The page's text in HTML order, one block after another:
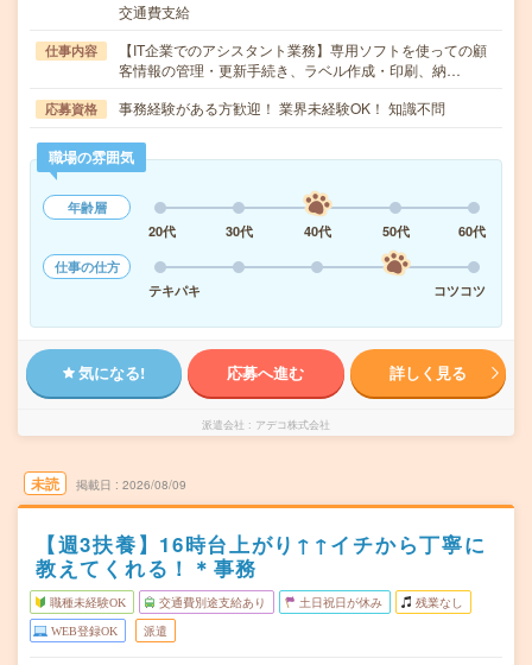
交通費支給
仕事内容
【IT企業でのアシスタント業務】専用ソフトを使っての顧
客情報の管理・更新手続き、ラベル作成・印刷、納…
応募資格 事務経験がある方歓迎！ 業界未経験OK！ 知識不問
職場の雰囲気
年齢層
20代
30代 40代 50代
60代
仕事の仕方
テキパキ
コツコツ
気になる! 応募へ進む 詳しく見る
派遣会社 アデコ株式会社
未読 掲載日 2026/08/09
【週3扶養】16時台上がり↑↑イチから丁寧に
教えてくれる！＊事務
職種未経験OK 交通費別途支給あり 土日祝日が休み 残業なし
WEB登録OK 派遣